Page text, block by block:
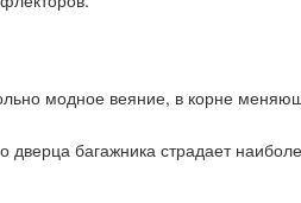
модное веяние, в корне
дверца багажника страдает